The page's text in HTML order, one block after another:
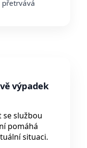
přetrvává
výpadek
se službou
pomáhá
situaci.